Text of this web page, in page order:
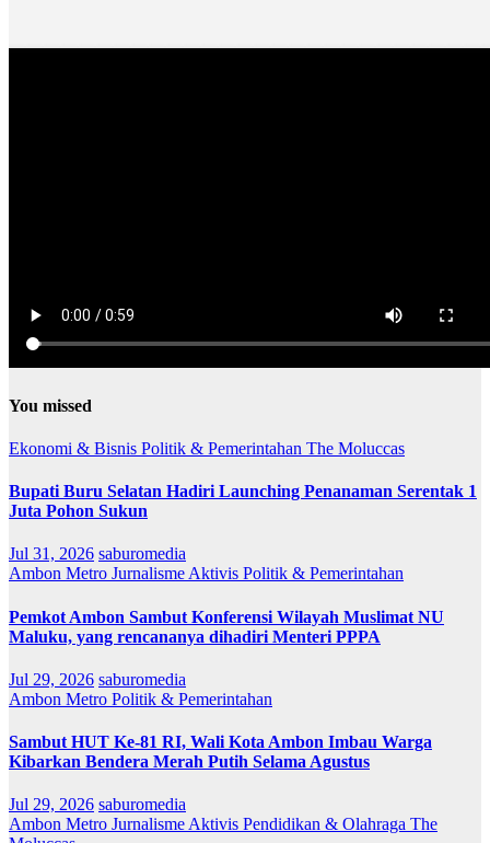
You missed
Ekonomi & Bisnis Politik & Pemerintahan The Moluccas
Bupati Buru Selatan Hadiri Launching Penanaman Serentak 1
Juta Pohon Sukun
Jul 31, 2026 saburomedia
Ambon Metro Jurnalisme Aktivis Politik & Pemerintahan
Pemkot Ambon Sambut Konferensi Wilayah Muslimat NU
Maluku, yang rencananya dihadiri Menteri PPPA
Jul 29, 2026 saburomedia
Ambon Metro Politik & Pemerintahan
Sambut HUT Ke-81 RI, Wali Kota Ambon Imbau Warga
Kibarkan Bendera Merah Putih Selama Agustus
Jul 29, 2026 saburomedia
Ambon Metro Jurnalisme Aktivis Pendidikan & Olahraga The